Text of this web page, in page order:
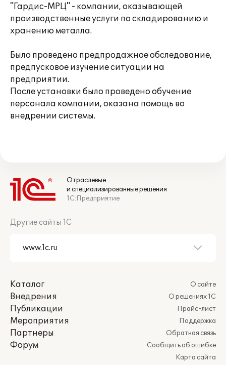
"Гардис-МРЦ" - компании, оказывающей
производственные услуги по складированию и
хранению металла.
Было проведено предпродажное обследование,
предпусковое изучение ситуации на
предприятии.
После установки было проведено обучение
персонала компании, оказана помощь во
внедрении системы.
Отраслевые
и специализированные решения
1С:Предприятие
Другие сайты 1С
Каталог
Внедрения
Публикации
Мероприятия
Партнеры
Форум
О сайте
О решениях 1С
Прайс-лист
Поддержка
Обратная связь
Сообщить об ошибке
Карта сайта